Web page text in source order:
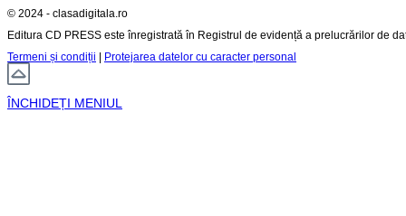
© 2024 - clasadigitala.ro
Editura CD PRESS este înregistrată în Registrul de evidență a prelucrărilor de
Termeni și condiții | Protejarea datelor cu caracter personal
ÎNCHIDEȚI MENIUL